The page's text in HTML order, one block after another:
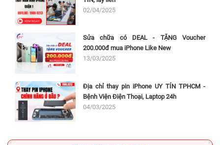
02/04/2025
Sửa chữa có DEAL - TẶNG Voucher
200.000đ mua iPhone Like New
13/03/2025
Địa chỉ thay pin iPhone UY TÍN TPHCM -
Bệnh Viện Điện Thoại, Laptop 24h
04/03/2025